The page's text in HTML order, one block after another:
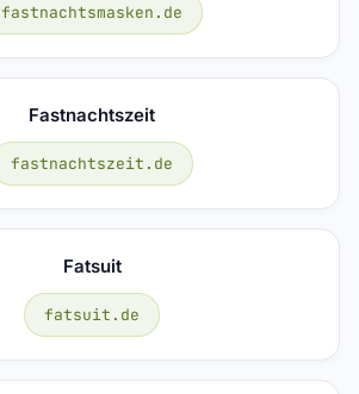
fastnachtsmasken.de
Fastnachtszeit
fastnachtszeit.de
Fatsuit
fatsuit.de